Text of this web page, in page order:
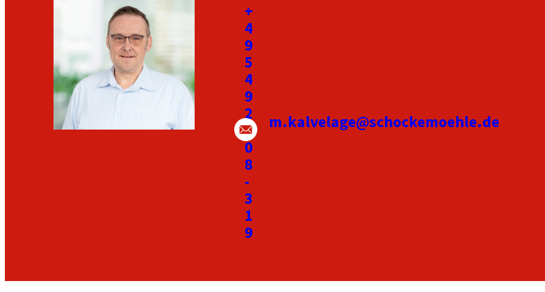
+
4
9
5
4
9
2
8
0
8
-
3
1
9
m.kalvelage@schockemoehle.de